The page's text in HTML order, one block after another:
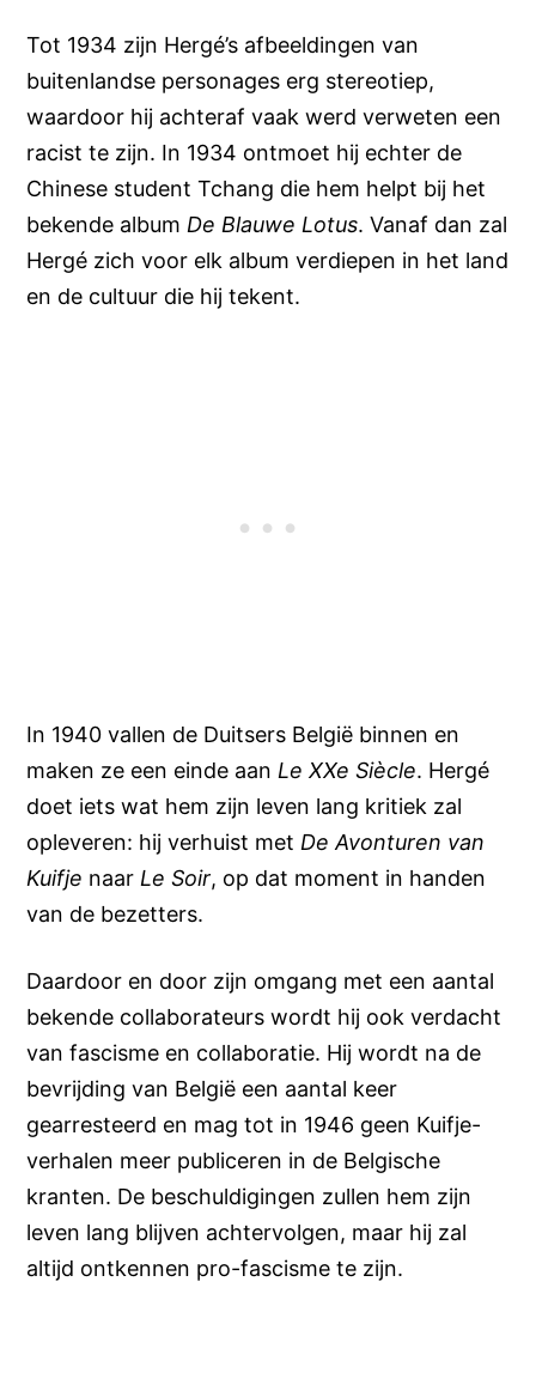
Tot 1934 zijn Hergé’s afbeeldingen van
buitenlandse personages erg stereotiep,
waardoor hij achteraf vaak werd verweten een
racist te zijn. In 1934 ontmoet hij echter de
Chinese student Tchang die hem helpt bij het
bekende album De Blauwe Lotus. Vanaf dan zal
Hergé zich voor elk album verdiepen in het land
en de cultuur die hij tekent.
In 1940 vallen de Duitsers België binnen en
maken ze een einde aan Le XXe Siècle. Hergé
doet iets wat hem zijn leven lang kritiek zal
opleveren: hij verhuist met De Avonturen van
Kuifje naar Le Soir, op dat moment in handen
van de bezetters.
Daardoor en door zijn omgang met een aantal
bekende collaborateurs wordt hij ook verdacht
van fascisme en collaboratie. Hij wordt na de
bevrijding van België een aantal keer
gearresteerd en mag tot in 1946 geen Kuifje-
verhalen meer publiceren in de Belgische
kranten. De beschuldigingen zullen hem zijn
leven lang blijven achtervolgen, maar hij zal
altijd ontkennen pro-fascisme te zijn.